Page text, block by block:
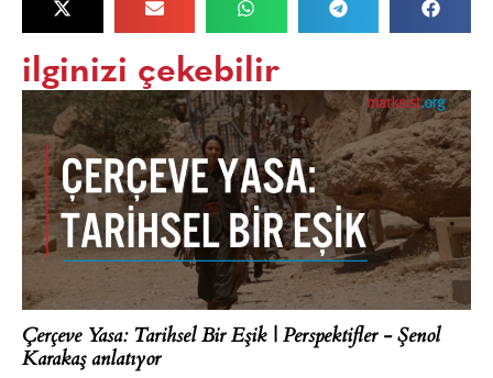
ilginizi çekebilir
Çerçeve Yasa: Tarihsel Bir Eşik | Perspektifler - Şenol
Karakaş anlatıyor